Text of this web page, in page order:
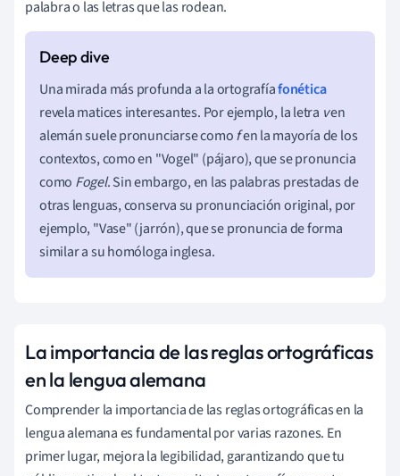
palabra o las letras que las rodean.
Una mirada más profunda a la ortografíafonética
revela matices interesantes. Por ejemplo, la letra ven
alemán suele pronunciarse comofen la mayoría de los
contextos, como en "Vogel" (pájaro), que se pronuncia
como Fogel. Sin embargo, en las palabras prestadas de
otras lenguas, conserva su pronunciación original, por
ejemplo, "Vase" (jarrón), que se pronuncia de forma
similar a su homóloga inglesa.
La importancia de las reglas ortográficas
en la lengua alemana
Comprender la importancia de las reglas ortográficas en la
lengua alemana es fundamental por varias razones. En
primer lugar, mejora la legibilidad, garantizando que tu